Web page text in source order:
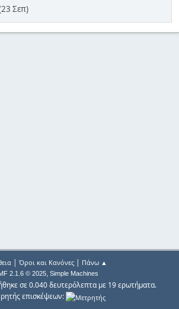
Σεπ)
| Όροι και Κανόνες| Πάνω ▲
2.1.6 © 2025, Simple Machines
σε 0.040 δευτερόλεπτα με 19 ερωτήματα.
επισκέψεων: